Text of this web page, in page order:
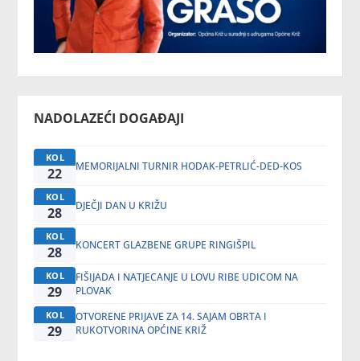
NADOLAZEĆI DOGAĐAJI
KOL
22 MEMORIJALNI TURNIR HODAK-PETRLIĆ-DED-KOS
KOL
28 DJEČJI DAN U KRIŽU
KOL
28 KONCERT GLAZBENE GRUPE RINGIŠPIL
KOL
29
FIŠIJADA I NATJECANJE U LOVU RIBE UDICOM NA
PLOVAK
KOL
29
OTVORENE PRIJAVE ZA 14. SAJAM OBRTA I
RUKOTVORINA OPĆINE KRIŽ